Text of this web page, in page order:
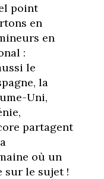
point
en
en
:
le
la
Uni,
partagent
où un
sur le sujet !